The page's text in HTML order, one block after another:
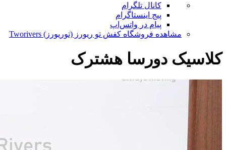
کانال تلگرام
پیج اینستاگرام
پیام در واتس‌اپ
مشاهده فروشگاه کفش تو ریورز (توریورز) Tworivers
کلاسیک دورسا هشترک